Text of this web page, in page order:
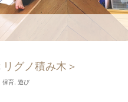
グノ積み木＞
保育, 遊び